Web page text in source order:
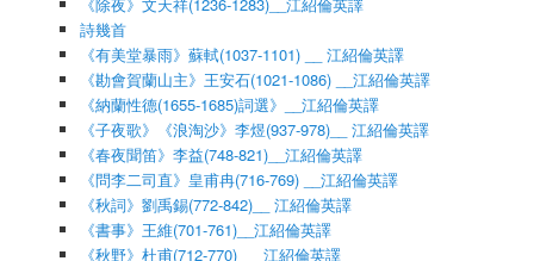
詩幾首
《有美堂暴雨》蘇軾(1037-1101) __ 江紹倫英譯
《勘會賀蘭山主》王安石(1021-1086) __江紹倫英譯
《納蘭性德(1655-1685)詞選》__江紹倫英譯
《子夜歌》《浪淘沙》李煜(937-978)__ 江紹倫英譯
《春夜聞笛》李益(748-821)__江紹倫英譯
《問李二司直》皇甫冉(716-769) __江紹倫英譯
《秋詞》劉禹錫(772-842)__ 江紹倫英譯
《書事》王維(701-761)__江紹倫英譯
《秋野》杜甫(712-770) __ 江紹倫英譯